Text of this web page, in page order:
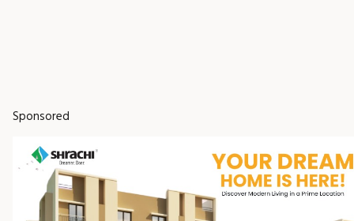
Sponsored